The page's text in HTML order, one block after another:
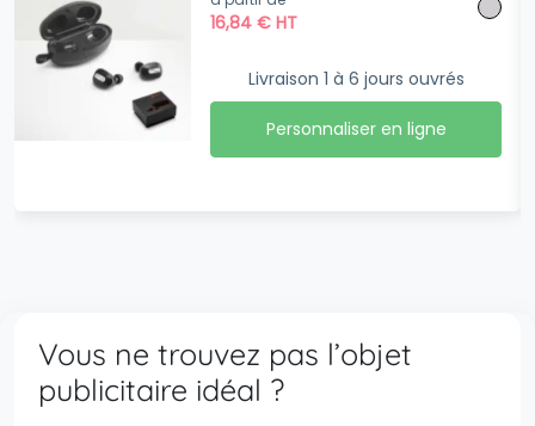
16,84€ HT
Livraison 1 à 6 jours ouvrés
Personnaliser en ligne
Vous ne trouvez pas l’objet
publicitaire idéal ?